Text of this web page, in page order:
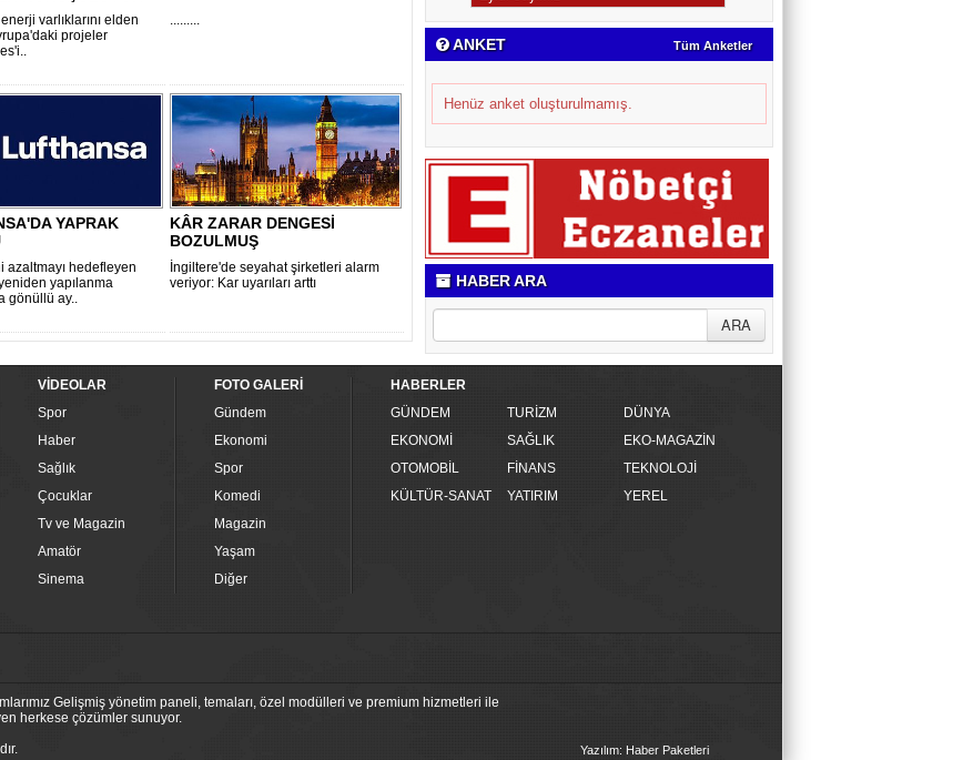
varlıklarını elden
projeler
.........
YAPRAK
azaltmayı hedefleyen
yapılanma
gönüllü ay..
KÂR ZARAR DENGESİ
BOZULMUŞ
İngiltere'de seyahat şirketleri alarm
veriyor: Kar uyarıları arttı
ANKET Tüm Anketler
Henüz anket oluşturulmamış.
HABER ARA
VİDEOLAR
Spor
Haber
Sağlık
Çocuklar
Tv ve Magazin
Amatör
Sinema
FOTO GALERİ
Gündem
Ekonomi
Spor
Komedi
Magazin
Yaşam
Diğer
HABERLER
GÜNDEM
TURİZM
DÜNYA
EKONOMİ
SAĞLIK
EKO-MAGAZİN
OTOMOBİL
FİNANS
TEKNOLOJİ
KÜLTÜR-SANAT
YATIRIM YEREL
Gelişmiş yönetim paneli, temaları, özel modülleri ve premium hizmetleri ile
herkese çözümler sunuyor.
Yazılım: Haber Paketleri